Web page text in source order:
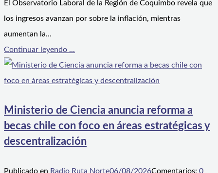
El Observatorio Laboral de la Región de Coquimbo revela que
los ingresos avanzan por sobre la inflación, mientras
aumentan la…
Continuar leyendo ...
Ministerio de Ciencia anuncia reforma a
becas chile con foco en áreas estratégicas y
descentralización
Publicado en Radio Ruta Norte06/08/2026Comentarios: 0